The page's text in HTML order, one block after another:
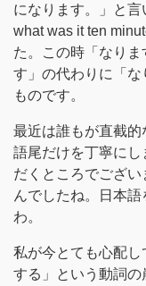
になります。」と
what was it ten
た。この時「なり
す」の代わりに「
ものです。
最近は誰もが直截
語尾だけを丁寧に
だくところでござ
んでしたね。日本
わ。
私が今とても心配し
する」という動詞の